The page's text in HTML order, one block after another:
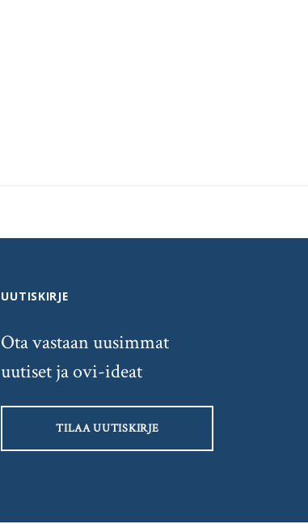
UUTISKIRJE
Ota vastaan uusimmat
uutiset ja ovi-ideat
TILAA UUTISKIRJE